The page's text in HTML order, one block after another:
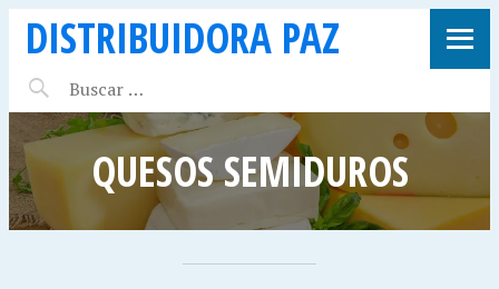
DISTRIBUIDORA PAZ
QUESOS SEMIDUROS